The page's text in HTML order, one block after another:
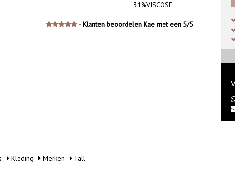
31%VISCOSE
- Klanten beoordelen Kae met een 5/5
Kleding Merken Tall